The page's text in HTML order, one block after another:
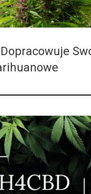
stosowania HHC
czyli naturalnie
jest uwodornioną pochodną
który został